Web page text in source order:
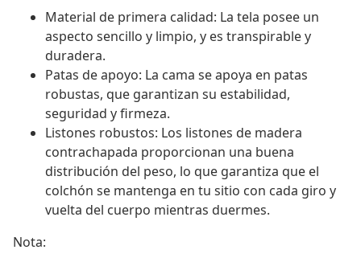
Material de primera calidad: La tela posee un
aspecto sencillo y limpio, y es transpirable y
duradera.
Patas de apoyo: La cama se apoya en patas
robustas, que garantizan su estabilidad,
seguridad y firmeza.
Listones robustos: Los listones de madera
contrachapada proporcionan una buena
distribución del peso, lo que garantiza que el
colchón se mantenga en tu sitio con cada giro y
vuelta del cuerpo mientras duermes.
Nota: